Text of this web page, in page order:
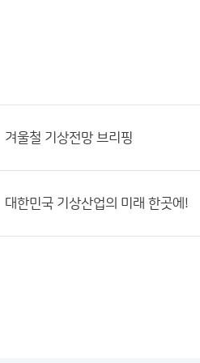
겨울철 기상전망 브리핑
대한민국 기상산업의 미래 한곳에!